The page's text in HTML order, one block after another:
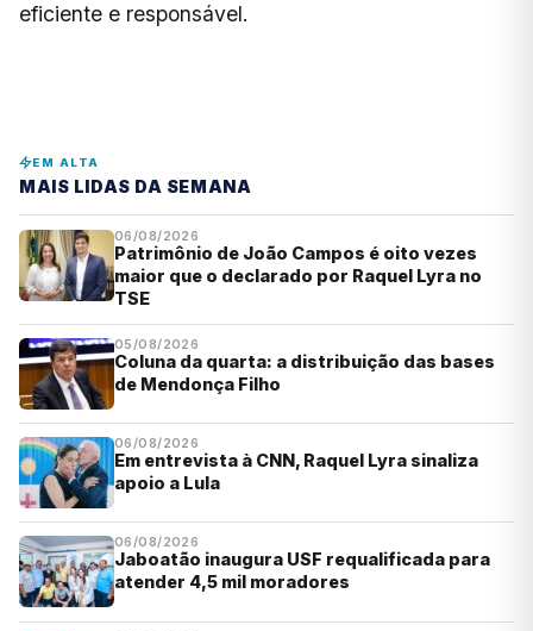
eficiente e responsável.
EM ALTA
MAIS LIDAS DA SEMANA
06/08/2026
Patrimônio de João Campos é oito vezes
maior que o declarado por Raquel Lyra no
TSE
05/08/2026
Coluna da quarta: a distribuição das bases
de Mendonça Filho
06/08/2026
Em entrevista à CNN, Raquel Lyra sinaliza
apoio a Lula
06/08/2026
Jaboatão inaugura USF requalificada para
atender 4,5 mil moradores